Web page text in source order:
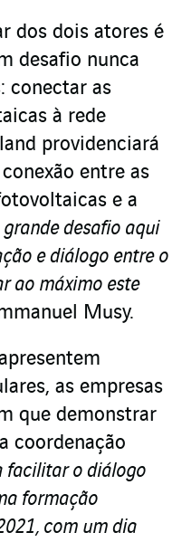
dos dois atores é
desafio nunca
conectar as
à rede
providenciará
entre as
e a
grande desafio aqui
e diálogo entre o
ao máximo este
Musy.
as empresas
que demonstrar
coordenação
facilitar o diálogo
formação
com um dia